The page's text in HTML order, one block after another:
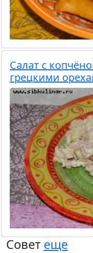
Салат с
грецкими
Совет еще